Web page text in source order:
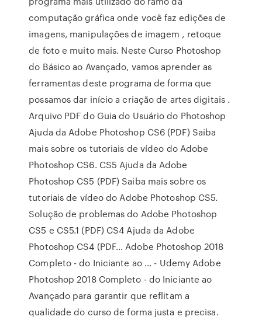
computação gráfica onde você faz edições de
imagens, manipulações de imagem , retoque
de foto e muito mais. Neste Curso Photoshop
do Básico ao Avançado, vamos aprender as
ferramentas deste programa de forma que
possamos dar início a criação de artes digitais .
Arquivo PDF do Guia do Usuário do Photoshop
Ajuda da Adobe Photoshop CS6 (PDF) Saiba
mais sobre os tutoriais de vídeo do Adobe
Photoshop CS6. CS5 Ajuda da Adobe
Photoshop CS5 (PDF) Saiba mais sobre os
tutoriais de vídeo do Adobe Photoshop CS5.
Solução de problemas do Adobe Photoshop
CS5 e CS5.1 (PDF) CS4 Ajuda da Adobe
Photoshop CS4 (PDF… Adobe Photoshop 2018
Completo - do Iniciante ao ... - Udemy Adobe
Photoshop 2018 Completo - do Iniciante ao
Avançado para garantir que reflitam a
qualidade do curso de forma justa e precisa.